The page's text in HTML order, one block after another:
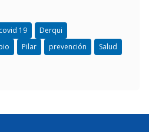
covid 19
Derqui
Pilar prevención
Salud